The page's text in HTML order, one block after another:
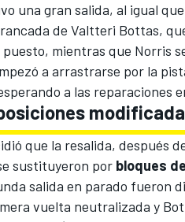
una gran salida, al igual que
de Valtteri Bottas,
puesto, mientras que Norris
a arrastrarse por la
a las reparaciones
que la resalida, después
sustituyeron por bloques
salida en parado fueron
vuelta neutralizada y